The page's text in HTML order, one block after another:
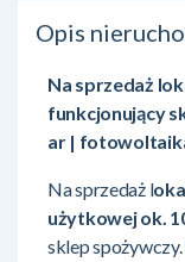
Opis
Na sprzedaż
funkcjonujący
ar |
Na sprzedaż l
użytkowej ok.
sklep